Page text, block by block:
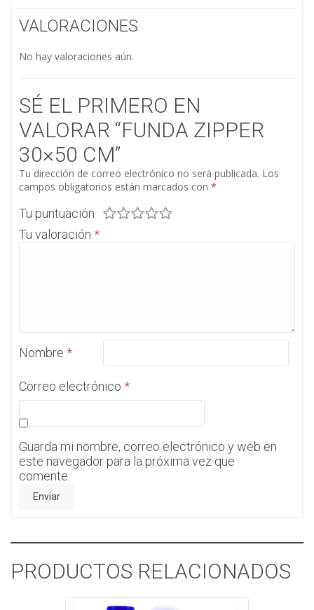
VALORACIONES
No hay valoraciones aún.
SÉ EL PRIMERO EN
VALORAR “FUNDA ZIPPER
30×50 CM”
Tu dirección de correo electrónico no será publicada. Los
campos obligatorios están marcados con *
Tu puntuación
Tu valoración *
Nombre *
Correo electrónico *
Guarda mi nombre, correo electrónico y web en
este navegador para la próxima vez que
comente.
PRODUCTOS RELACIONADOS